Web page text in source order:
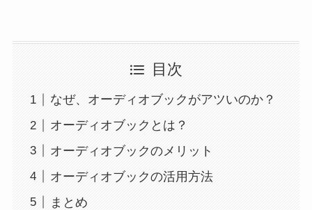
目次
なぜ、オーディオブックがアツいのか？
オーディオブックとは？
オーディオブックのメリット
オーディオブックの活用方法
まとめ